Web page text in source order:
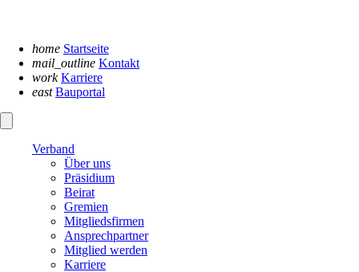
home Startseite
mail_outline Kontakt
work Karriere
east Bauportal
Verband
Über uns
Präsidium
Beirat
Gremien
Mitgliedsfirmen
Ansprechpartner
Mitglied werden
Karriere